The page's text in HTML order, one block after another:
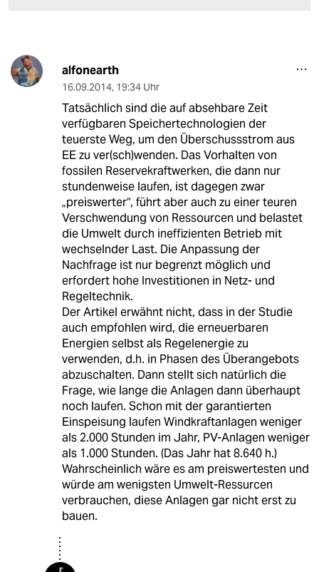
alfonearth
16.09.2014, 19:34 Uhr
Tatsächlich sind die auf absehbare Zeit
verfügbaren Speichertechnologien der
teuerste Weg, um den Überschussstrom aus
EE zu ver(sch)wenden. Das Vorhalten von
fossilen Reservekraftwerken, die dann nur
stundenweise laufen, ist dagegen zwar
„preiswerter“, führt aber auch zu einer teuren
Verschwendung von Ressourcen und belastet
die Umwelt durch ineffizienten Betrieb mit
wechselnder Last. Die Anpassung der
Nachfrage ist nur begrenzt möglich und
erfordert hohe Investitionen in Netz- und
Regeltechnik.
Der Artikel erwähnt nicht, dass in der Studie
auch empfohlen wird, die erneuerbaren
Energien selbst als Regelenergie zu
verwenden, d.h. in Phasen des Überangebots
abzuschalten. Dann stellt sich natürlich die
Frage, wie lange die Anlagen dann überhaupt
noch laufen. Schon mit der garantierten
Einspeisung laufen Windkraftanlagen weniger
als 2.000 Stunden im Jahr, PV-Anlagen weniger
als 1.000 Stunden. (Das Jahr hat 8.640 h.)
Wahrscheinlich wäre es am preiswertesten und
würde am wenigsten Umwelt-Ressurcen
verbrauchen, diese Anlagen gar nicht erst zu
bauen.